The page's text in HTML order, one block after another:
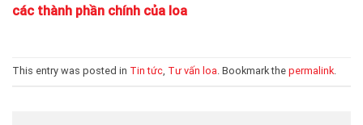
các thành phần chính của loa
This entry was posted in Tin tức, Tư vấn loa. Bookmark the permalink.